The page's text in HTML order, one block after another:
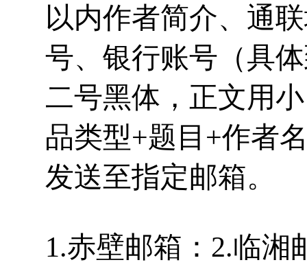
以内作者简介、通
号、银行账号（具
二号黑体，正文用
品类型+题目+作者
发送至指定邮箱。
1.赤壁邮箱：2.临湘